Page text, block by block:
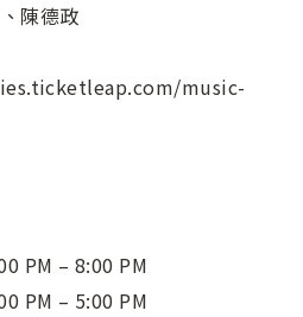
陳德政
music-
PM – 8:00 PM
PM – 5:00 PM